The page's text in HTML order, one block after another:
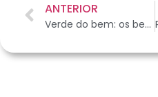
ANTERIOR
Verde do bem: os benefícios da graminha de gato